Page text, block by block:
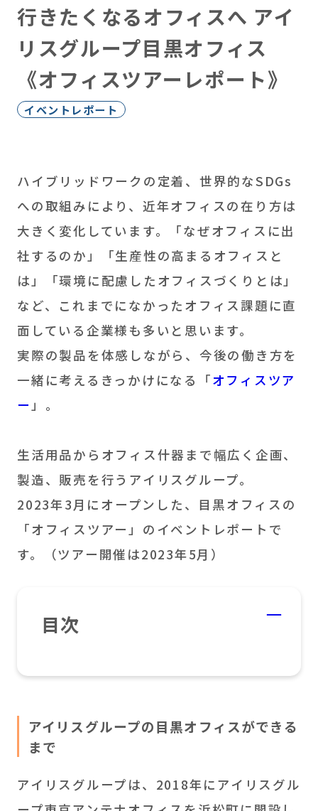
行きたくなるオフィスへ アイ
リスグループ目黒オフィス
《オフィスツアーレポート》
イベントレポート
ハイブリッドワークの定着、世界的なSDGs
への取組みにより、近年オフィスの在り方は
大きく変化しています。「なぜオフィスに出
社するのか」「生産性の高まるオフィスと
は」「環境に配慮したオフィスづくりとは」
など、これまでになかったオフィス課題に直
面している企業様も多いと思います。
実際の製品を体感しながら、今後の働き方を
一緒に考えるきっかけになる「オフィスツア
ー」。
生活用品からオフィス什器まで幅広く企画、
製造、販売を行うアイリスグループ。
2023年3月にオープンした、目黒オフィスの
「オフィスツアー」のイベントレポートで
す。（ツアー開催は2023年5月）
目次
アイリスグループの目黒オフィスができる
まで
アイリスグループは、2018年にアイリスグル